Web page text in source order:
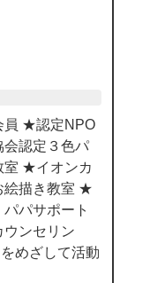
員 ★認定NPO
認定３色パ
室 ★イオンカ
絵描き教室 ★
パサポート
ンセリン
めざして活動